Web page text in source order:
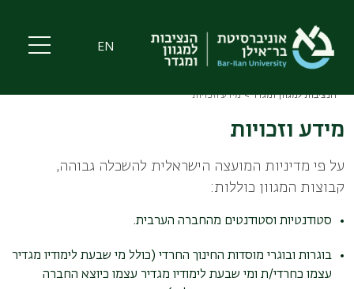
main
content
EN
הנציבות למגוון ומגדר מידע וזכויות
מידע וזכויות
על פי מדיניות המועצה הישראלית להשכלה גבוהה,
קבוצות המגוון כוללות:
סטודנטיות וסטודנטים מהחברה הערבית.
בוגרות ובוגרי מוסדות החינוך החרדי (כולל מי שבעת לימודיו מגדיר
עצמו כחרדי/ת ומי שבעת לימודיו מגדיר עצמו כיוצא החברה